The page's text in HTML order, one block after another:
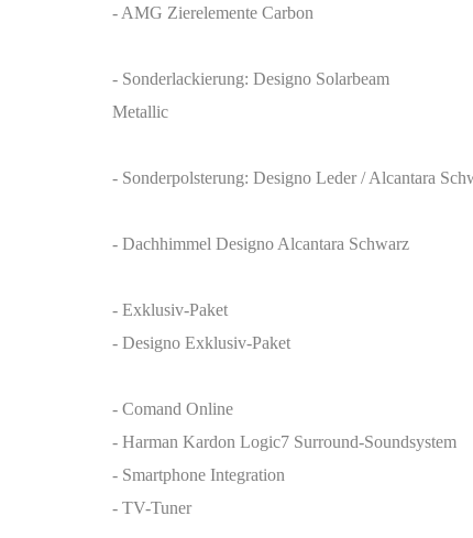
- AMG Zierelemente Carbon
- Sonderlackierung: Designo Solarbeam
Metallic
- Sonderpolsterung: Designo Leder / Alcantara
- Dachhimmel Designo Alcantara Schwarz
- Exklusiv-Paket
- Designo Exklusiv-Paket
- Comand Online
- Harman Kardon Logic7 Surround-Soundsystem
- Smartphone Integration
- TV-Tuner